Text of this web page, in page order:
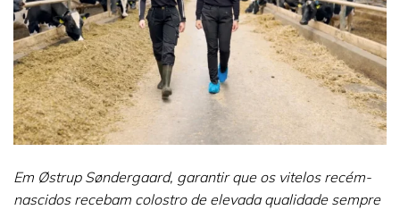
Em Østrup Søndergaard, garantir que os vitelos recém-
nascidos recebam colostro de elevada qualidade sempre